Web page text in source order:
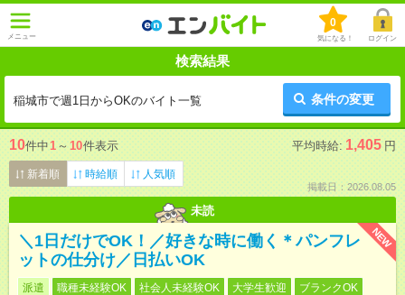
メニュー
0
気になる！ ログイン
検索結果
稲城市で週1日からOKのバイト一覧 条件の変更
10件中1 ～ 10件表示 平均時給: 1,405 円
新着順 時給順 人気順
掲載日：2026.08.05
未読
NEW
＼1日だけでOK！／好きな時に働く＊パンフレ
ットの仕分け／日払いOK
派遣 職種未経験OK 社会人未経験OK 大学生歓迎
ブランクOK